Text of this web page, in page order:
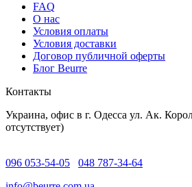
FAQ
O нас
Условия оплаты
Условия доставки
Договор публичной оферты
Блог Beurre
Контакты
Украина, офис в г. Одесса ул. Ак.
отсутствует)
096 053-54-05
048 787-34-64